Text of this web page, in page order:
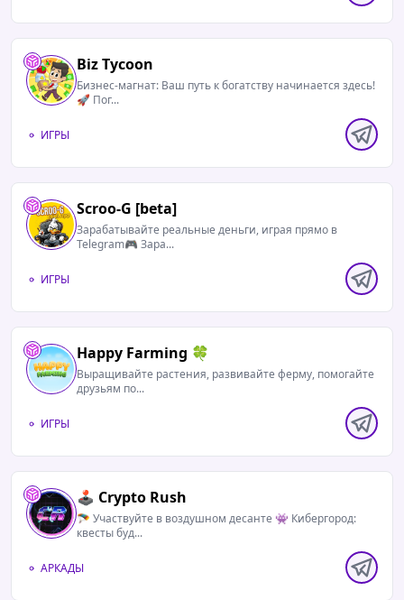
Biz Tycoon
Бизнес-магнат: Ваш путь к богатству начинается здесь!
🚀 Пог...
ИГРЫ
Scroo-G [beta]
Зарабатывайте реальные деньги, играя прямо в
Telegram🎮 Зара...
ИГРЫ
Happy Farming 🍀
Выращивайте растения, развивайте ферму, помогайте
друзьям по...
ИГРЫ
🕹️ Crypto Rush
🪂 Участвуйте в воздушном десанте 👾 Кибергород:
квесты буд...
АРКАДЫ